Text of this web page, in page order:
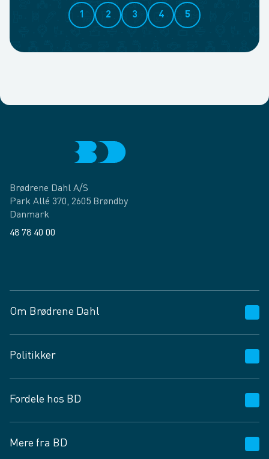
1 2 3 4 5
Brødrene Dahl A/S
Park Allé 370, 2605 Brøndby
Danmark
48 78 40 00
Om Brødrene Dahl
Vagttelefon 30 10 89 89
Spørgsmål og svar
Job og karriere
Fødevarekontrolrapport
Politikker
Privatlivspolitik
Cookies
Vilkår og betingelser
Fordele hos BD
BD app
Mere fra BD